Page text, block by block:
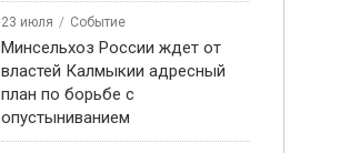
23 июля Событие
Минсельхоз России ждет от
властей Калмыкии адресный
план по борьбе с
опустыниванием